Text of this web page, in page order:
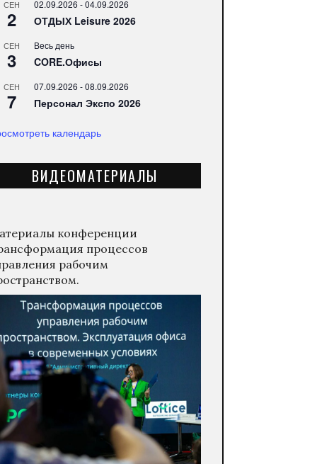
СЕН
2
02.09.2026 -04.09.2026
ОТДЫХ Leisure 2026
СЕН
3
Весь день
CORE.Офисы
СЕН
7
07.09.2026 -08.09.2026
Персонал Экспо 2026
календарь
ВИДЕОМАТЕРИАЛЫ
конференции
процессов
рабочим